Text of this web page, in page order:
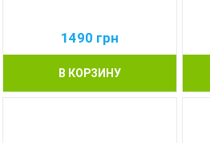
1490 грн
В КОРЗИНУ